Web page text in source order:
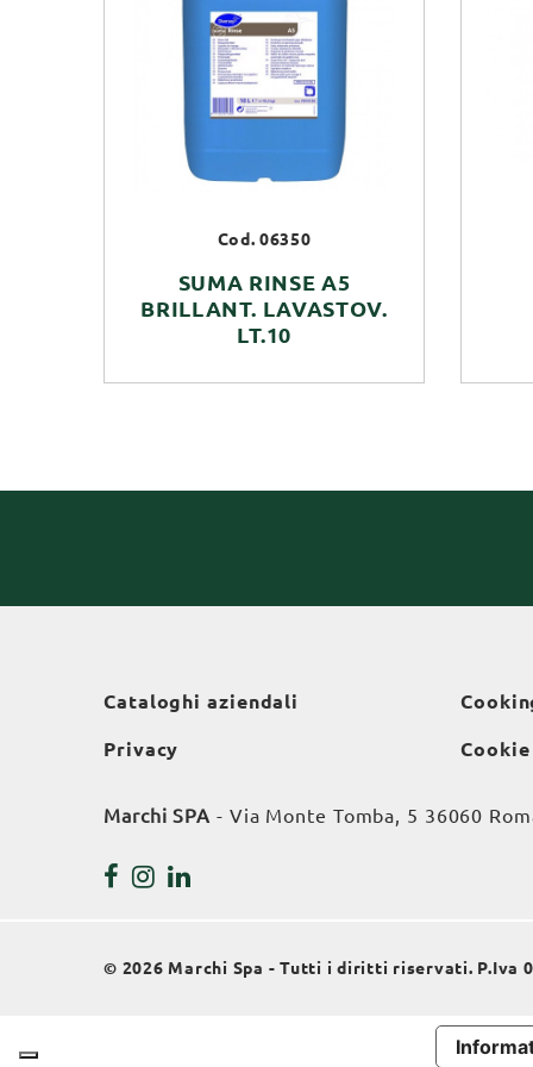
Cod. 06350
SUMA RINSE A5
BRILLANT. LAVASTOV.
LT.10
Cataloghi aziendali
Privacy
Marchi SPA - Via Monte Tomba, 5 36060
© 2026 Marchi Spa - Tutti i diritti riservati. P.Iva